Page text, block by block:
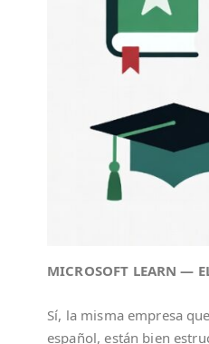
MICROSOFT LEARN —
Sí, la misma empresa
español, están bien